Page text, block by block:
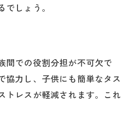
しょう。
間での役割分担が不可欠で
協力し、子供にも簡単なタス
トレスが軽減されます。これ